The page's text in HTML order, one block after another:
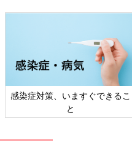
・
日本外来小児科学会リーフ
ト検討会